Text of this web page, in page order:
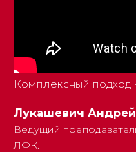
Комплексный подход
Лукашевич
Ведущий
ЛФК.